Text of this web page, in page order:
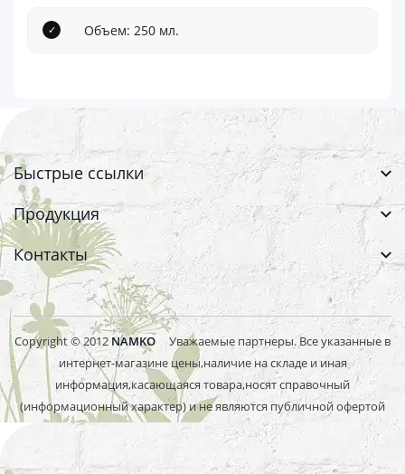
Объем: 250 мл.
Быстрые ссылки
Продукция
Контакты
Copyright © 2012 NAMKO Уважаемые партнеры. Все указанные в
интернет-магазине цены,наличие на складе и иная
информация,касающаяся товара,носят справочный
(информационный характер) и не являются публичной офертой